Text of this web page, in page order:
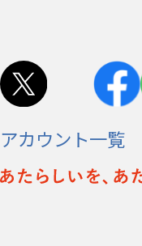
アカウント一覧